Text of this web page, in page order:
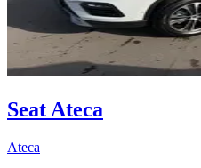
Seat Ateca
Ateca